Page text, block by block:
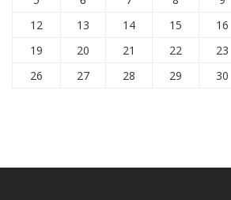
12
13 14 15 16
19
20 21 22 23
26
27 28 29 30